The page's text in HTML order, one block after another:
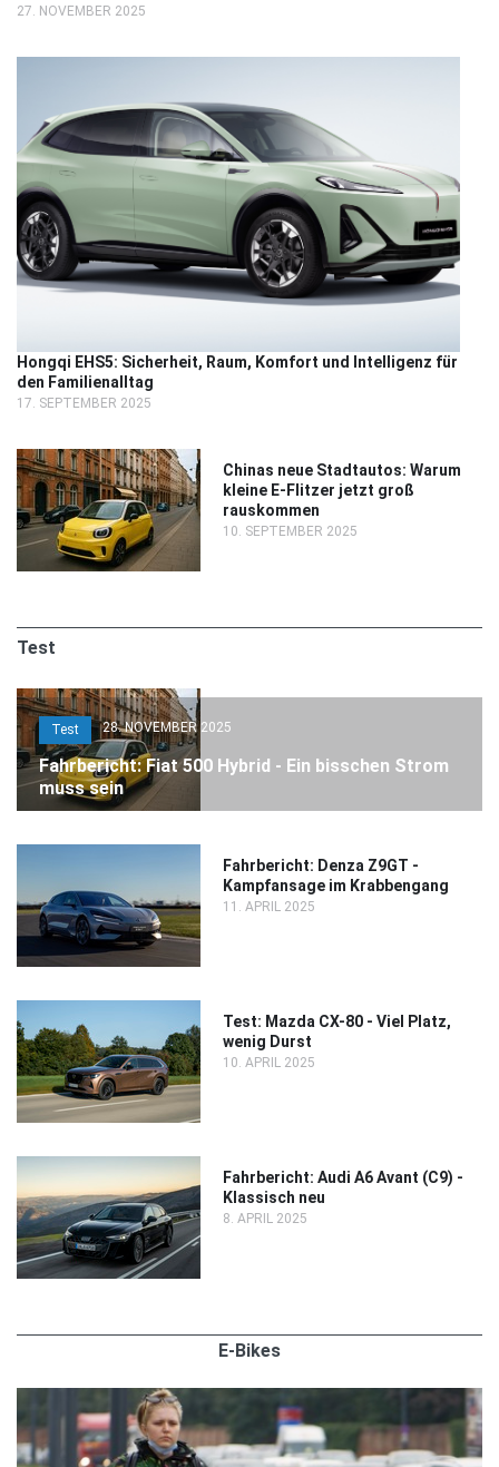
27. NOVEMBER 2025
Hongqi EHS5: Sicherheit, Raum, Komfort und Intelligenz für
den Familienalltag
17. SEPTEMBER 2025
Chinas neue Stadtautos: Warum
kleine E-Flitzer jetzt groß
rauskommen
10. SEPTEMBER 2025
Test
Test 28. NOVEMBER 2025
Fahrbericht: Fiat 500 Hybrid - Ein bisschen Strom
muss sein
Fahrbericht: Denza Z9GT -
Kampfansage im Krabbengang
11. APRIL 2025
Test: Mazda CX-80 - Viel Platz,
wenig Durst
10. APRIL 2025
Fahrbericht: Audi A6 Avant (C9) -
Klassisch neu
8. APRIL 2025
E-Bikes